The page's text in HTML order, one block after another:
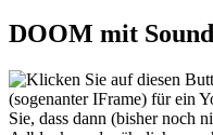
DOOM mit